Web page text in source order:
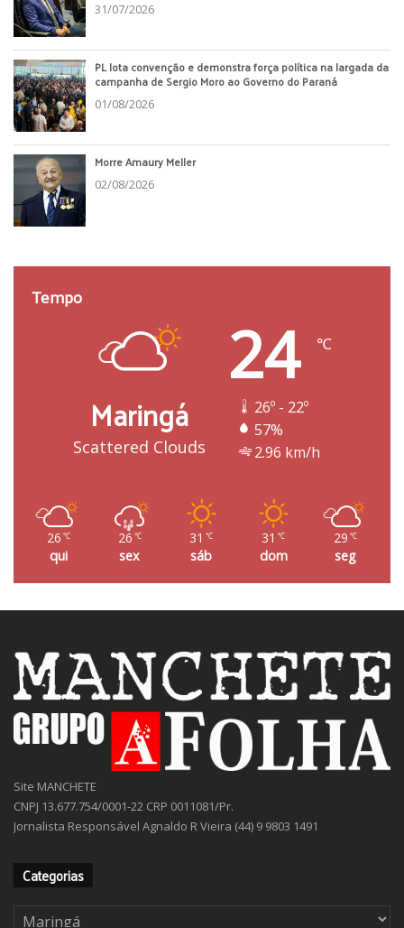
31/07/2026
PL lota convenção e demonstra força política na largada da
campanha de Sergio Moro ao Governo do Paraná
01/08/2026
Morre Amaury Meller
02/08/2026
Tempo
Maringá
Scattered Clouds
24 ℃
26º - 22º
57%
2.96 km/h
26 ℃
qui
26 ℃
sex
31 ℃
sáb
31 ℃
dom
29 ℃
seg
Site MANCHETE
CNPJ 13.677.754/0001-22 CRP 0011081/Pr.
Jornalista Responsável Agnaldo R Vieira (44) 9 9803 1491
Categorias
Categorias